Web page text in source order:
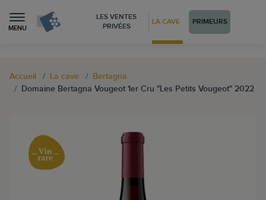
MENU
LES VENTES
PRIVÉES
LA CAVE PRIMEURS
Accueil La cave
Bertagna
Domaine Bertagna Vougeot 1er Cru "Les Petits Vougeot" 2022